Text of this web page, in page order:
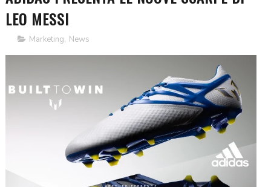
LEO MESSI
Marketing, News